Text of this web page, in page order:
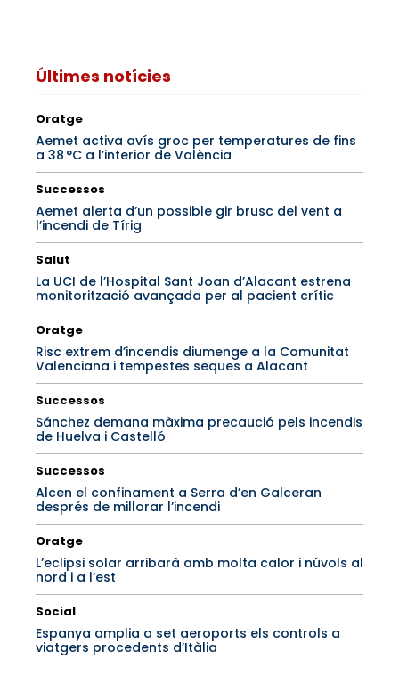
Últimes notícies
Oratge
Aemet activa avís groc per temperatures de fins
a 38 °C a l’interior de València
Successos
Aemet alerta d’un possible gir brusc del vent a
l’incendi de Tírig
Salut
La UCI de l’Hospital Sant Joan d’Alacant estrena
monitorització avançada per al pacient crític
Oratge
Risc extrem d’incendis diumenge a la Comunitat
Valenciana i tempestes seques a Alacant
Successos
Sánchez demana màxima precaució pels incendis
de Huelva i Castelló
Successos
Alcen el confinament a Serra d’en Galceran
després de millorar l’incendi
Oratge
L’eclipsi solar arribarà amb molta calor i núvols al
nord i a l’est
Social
Espanya amplia a set aeroports els controls a
viatgers procedents d’Itàlia